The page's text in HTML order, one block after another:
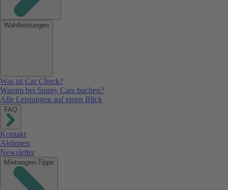
Wahlleistungen
Was ist Car Check?
Warum bei Sunny Cars buchen?
Alle Leistungen auf einen Blick
FAQ
Kontakt
Aktionen
Newsletter
Mietwagen-Tipps